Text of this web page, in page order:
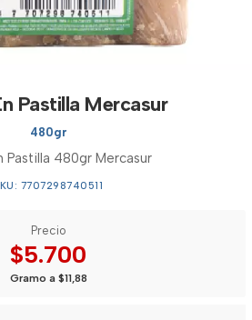
Pastilla Mercasur
480gr
Pastilla 480gr Mercasur
7707298740511
Precio
$5.700
Gramo a $11,88